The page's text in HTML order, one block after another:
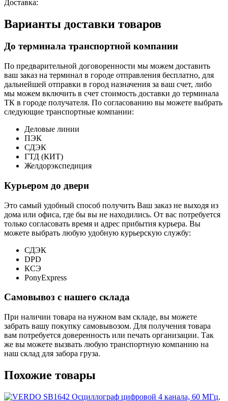
Доставка:
Варианты доставки товаров
До терминала транспортной компании
По предварительной договоренности мы можем доставить
ваш заказ на терминал в городе отправления бесплатно, для
дальнейшей отправки в город назначения за ваш счет, либо
мы можем включить в счет стоимость доставки до терминала
ТК в городе получателя. По согласованию вы можете выбрать
следующие транспортные компании:
Деловые линии
ПЭК
СДЭК
ГТД (КИТ)
Желдорэкспедиция
Курьером до двери
Это самый удобный способ получить Ваш заказ не выходя из
дома или офиса, где бы вы не находились. От вас потребуется
только согласовать время и адрес прибытия курьера. Вы
можете выбрать любую удобную курьерскую службу:
СДЭК
DPD
КСЭ
PonyExpress
Самовывоз с нашего склада
При наличии товара на нужном вам складе, вы можете
забрать вашу покупку самовывозом. Для получения товара
вам потребуется доверенность или печать организации. Так
же вы можете вызвать любую транспортную компанию на
наш склад для забора груза.
Похожие товары